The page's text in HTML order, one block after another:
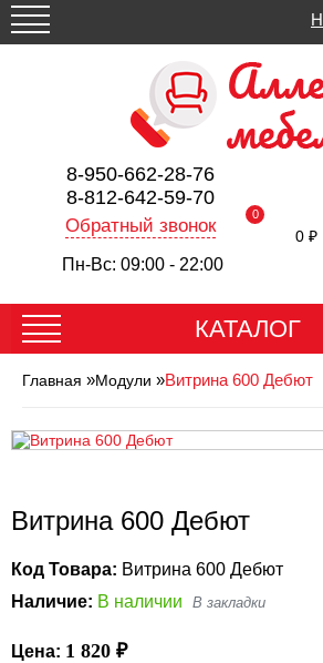
8-950-662-28-76
8-812-642-59-70
Обратный звонок
Пн-Вс: 09:00 - 22:00
0
0 ₽
КАТАЛОГ
Главная »Модули »Витрина 600 Дебют
Витрина 600 Дебют
Код Товара: Витрина 600 Дебют
Наличие: В наличии
Цена: 1 820 ₽